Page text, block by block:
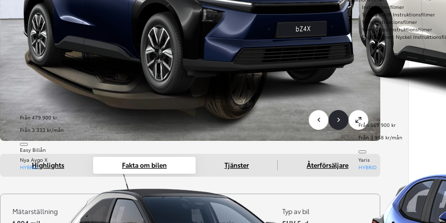
Från 479 900 kr
Från 3 333 kr/mån
Easy Billån
Från 569 900 kr
Från 3 958 kr/mån
Nya Aygo X
HYBRID
Yaris
HYBRID
Instruktionsfilmer
Toyota C-HR Instruktionsfilmer
Yaris Instruktionsfilmer
Yaris Cross Instruktionsfilmer
Digital Smart Nyckel
Highlights Fakta om bilen Tjänster Återförsäljare
Mätarställning
Registrerad
Bränsle
Typ av bil